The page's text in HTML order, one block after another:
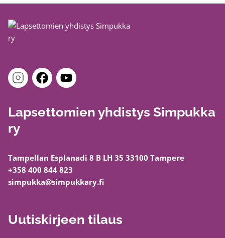
Lapsettomien yhdistys Simpukka
ry
Tampellan Esplanadi 8 B LH 35 33100 Tampere
+358 400 844 823
simpukka@simpukkary.fi
Uutiskirjeen tilaus